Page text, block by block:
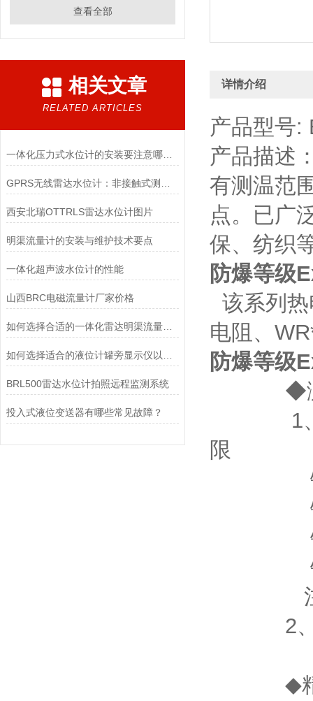
查看全部
相关文章
RELATED ARTICLES
一体化压力式水位计的安装要注意哪些事项
西安北瑞OTTRLS雷达水位计图片
明渠流量计的安装与维护技术要点
一体化超声波水位计的性能
山西BRC电磁流量计厂家价格
如何选择合适的一体化雷达明渠流量计进行测量
BRL500雷达水位计拍照远程监测系统
投入式液位变送器有哪些常见故障？
详情介绍
产品型号:
产品描述
有测温范
点。已广
保、纺织
防爆等级
该系列
电阻、
防爆等级
◆测量
1、热
限
镍铬
镍铬
铂铑
铂铑
注：t
2、热
◆精度